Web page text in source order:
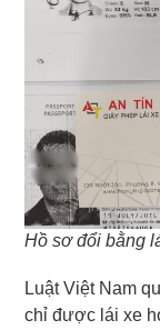
Hồ sơ đổi bằng
Luật Việt Nam
chỉ được lái xe